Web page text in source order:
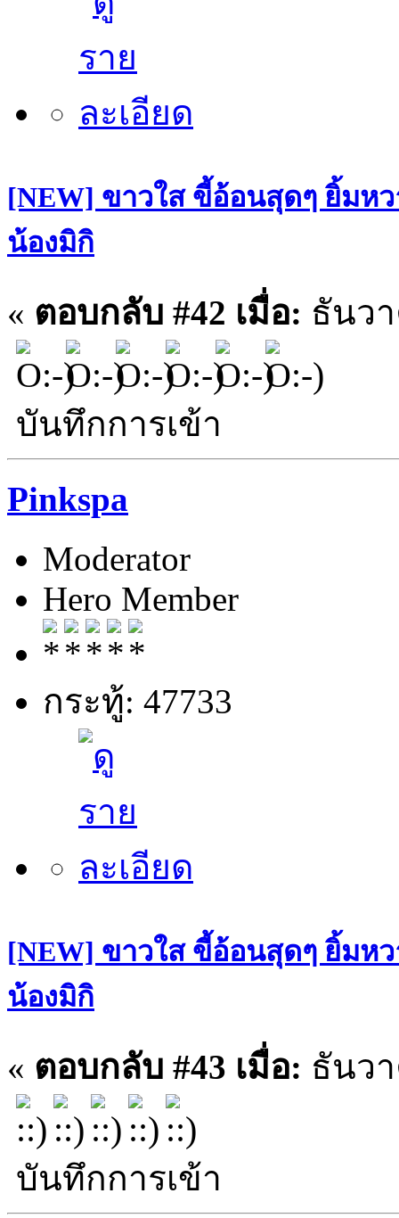
[NEW] ขาวใส ขี้อ้อนสุดๆ ยิ้มห
น้องมิกิ
« ตอบกลับ #42 เมื่อ: ธันวา
บันทึกการเข้า
Pinkspa
Moderator
Hero Member
กระทู้: 47733
[NEW] ขาวใส ขี้อ้อนสุดๆ ยิ้มห
น้องมิกิ
« ตอบกลับ #43 เมื่อ: ธันวา
บันทึกการเข้า